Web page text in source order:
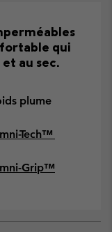
qui
au sec.
plume
Tech™
Grip™